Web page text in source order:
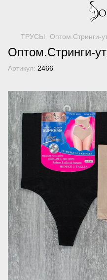
ТРУСЫ Оптом.Стринги-
Оптом.Стринги-
Артикул: 2466